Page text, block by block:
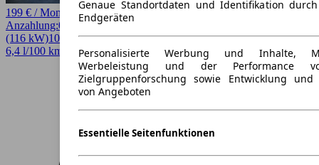
199 € / Monat
Anzahlung:0,00 €Laufzeit:36 Monate
(116 kW)10.302 kmEZ 06/2024AutomatikSUV / Pickup4 Türen
6,4 l/100 km (komb.)* · 144 g/km CO2* · CO2-Klasse E
Genaue Standortdaten und Identifikation
Endgeräten
Personalisierte Werbung und Inhalte,
Werbeleistung und der Performance
Zielgruppenforschung sowie Entwicklung und
von Angeboten
Essentielle Seitenfunktionen